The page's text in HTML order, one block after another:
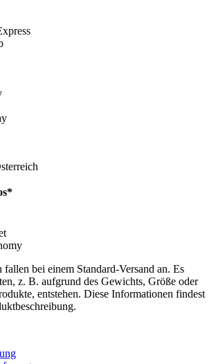
bei einem Standard-Versand an. Es
z. B. aufgrund des Gewichts, Größe oder
entstehen. Diese Informationen findest